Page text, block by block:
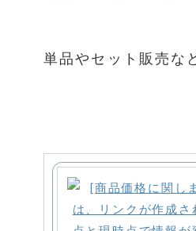
単品やセット販売な